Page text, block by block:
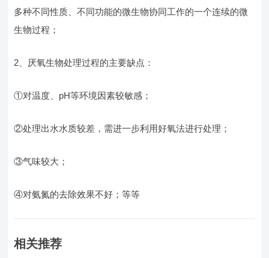
多种不同性质、不同功能的微生物协同工作的一个连续的微
生物过程；
2、厌氧生物处理过程的主要缺点：
①对温度、pH等环境因素较敏感；
②处理出水水质较差，需进一步利用好氧法进行处理；
③气味较大；
④对氨氮的去除效果不好；等等
相关推荐